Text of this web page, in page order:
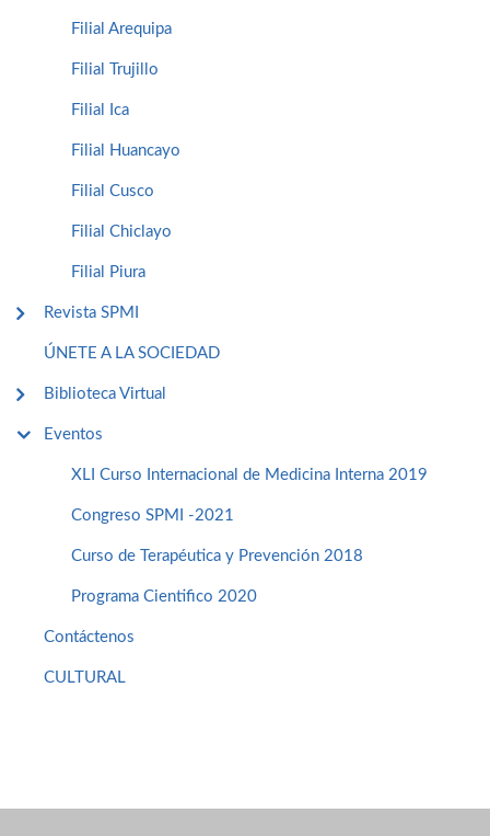
Filial Arequipa
Filial Trujillo
Filial Ica
Filial Huancayo
Filial Cusco
Filial Chiclayo
Filial Piura
Revista SPMI
ÚNETE A LA SOCIEDAD
Biblioteca Virtual
Eventos
XLI Curso Internacional de Medicina Interna 2019
Congreso SPMI -2021
Curso de Terapéutica y Prevención 2018
Programa Cientifico 2020
Contáctenos
CULTURAL